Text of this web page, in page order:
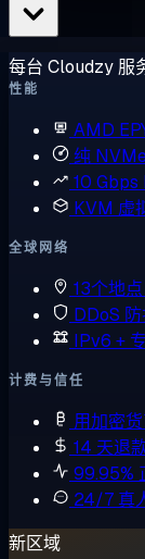
每台 Cloudzy 服
性能
AMD
纯
10 Gbps
KVM 虚
全球网络
13个地点
DDoS
IPv6 +
计费与信任
用加密
14 天退
99.95%
24/7 真
新区域